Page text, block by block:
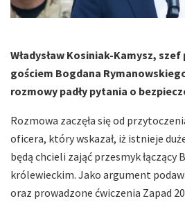
Władysław Kosiniak-Kamysz,
gościem Bogdana
rozmowy padły pytania o
Rozmowa zaczęła się od
oficera, który wskazał, iż istnieje
będą chcieli zająć przesmyk łączący
królewieckim. Jako argument
oraz prowadzone ćwiczenia Zapad